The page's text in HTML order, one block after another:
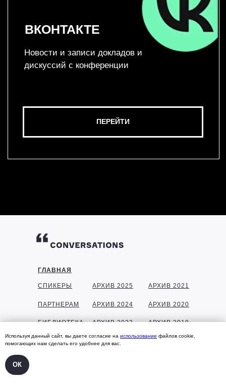
Используя данный сайт, вы даете согласие на использование файлов cookie,
помогающих нам сделать его удобнее для вас.
ОК
ГЛАВНАЯ
СПИКЕРЫ
ПАРТНЕРАМ
БИБЛИОТЕКА
ГАЛЕРЕЯ
АРХИВ 2025
АРХИВ 2024
АРХИВ 2023
АРХИВ 2022
АРХИВ 2021
АРХИВ 2020
АРХИВ 2019
АРХИВ 2018